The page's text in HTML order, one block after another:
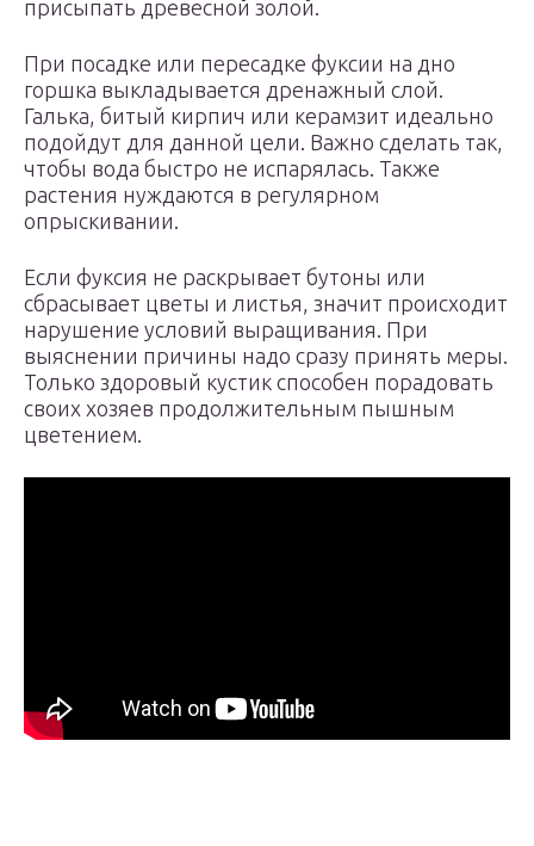
присыпать древесной золой.
При посадке или пересадке фуксии на дно
горшка выкладывается дренажный слой.
Галька, битый кирпич или керамзит идеально
подойдут для данной цели. Важно сделать так,
чтобы вода быстро не испарялась. Также
растения нуждаются в регулярном
опрыскивании.
Если фуксия не раскрывает бутоны или
сбрасывает цветы и листья, значит происходит
нарушение условий выращивания. При
выяснении причины надо сразу принять меры.
Только здоровый кустик способен порадовать
своих хозяев продолжительным пышным
цветением.